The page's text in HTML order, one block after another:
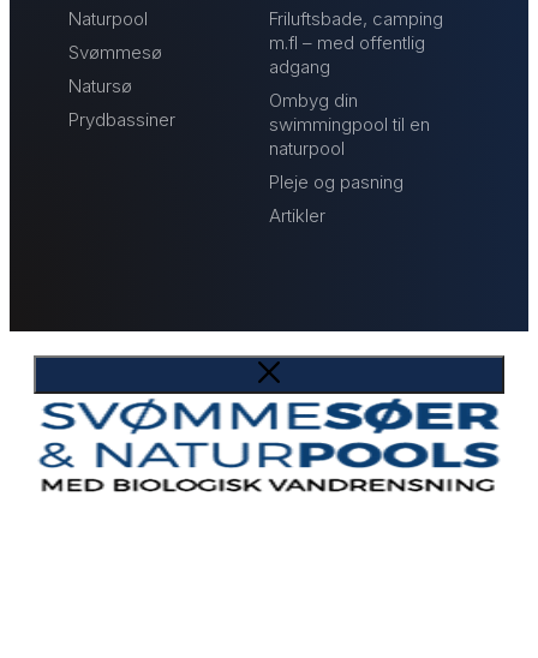
Naturpool
Svømmesø
Natursø
Prydbassiner
Friluftsbade, camping
m.fl – med offentlig
adgang
Ombyg din
swimmingpool til en
naturpool
Pleje og pasning
Artikler